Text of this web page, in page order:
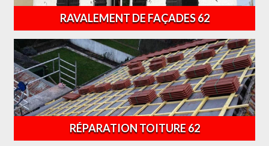
RAVALEMENT DE FAÇADES 62
RÉPARATION TOITURE 62